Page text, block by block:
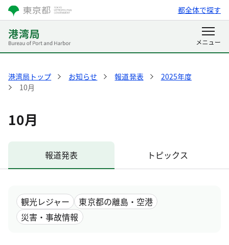
都全体で探す
港湾局トップ お知らせ 報道発表
2025年度
10月
10月
報道発表 トピックス
観光レジャー
東京都の離島・空港
災害・事故情報